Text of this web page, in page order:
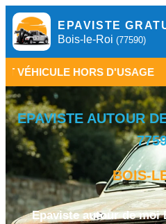
EPAVISTE
Bois-le-Roi (77590)
HORS D'USAGE •
EPAVISTE AUTOUR
BOIS-
Epaviste autour de